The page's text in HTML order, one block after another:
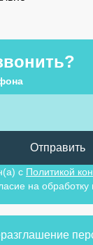
Отправить
с Политикой
на